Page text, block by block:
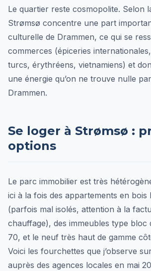
Le quartier reste cosmopolite. Selon
Strømsø concentre une part
culturelle de Drammen, ce qui se
commerces (épiceries
turcs, érythréens, vietnamiens) et
une énergie qu’on ne trouve nulle
Drammen.
Se loger à Strømsø :
options
Le parc immobilier est très
ici à la fois des appartements en bois
(parfois mal isolés, attention à la
chauffage), des immeubles type bloc
70, et le neuf très haut de gamme
Voici les fourchettes que j’observe
auprès des agences locales en mai